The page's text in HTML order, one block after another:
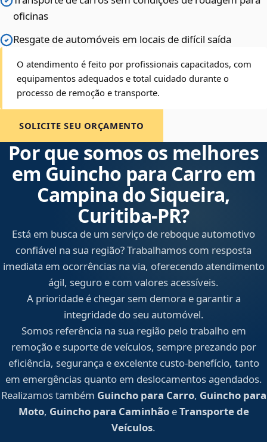
oficinas
Resgate de automóveis em locais de difícil saída
O atendimento é feito por profissionais capacitados, com
equipamentos adequados e total cuidado durante o
processo de remoção e transporte.
SOLICITE SEU ORÇAMENTO
Por que somos os melhores
em Guincho para Carro em
Campina do Siqueira,
Curitiba‑PR?
Está em busca de um serviço de reboque automotivo
confiável na sua região? Trabalhamos com resposta
imediata em ocorrências na via, oferecendo atendimento
ágil, seguro e com valores acessíveis.
A prioridade é chegar sem demora e garantir a
integridade do seu automóvel.
Somos referência na sua região pelo trabalho em
remoção e suporte de veículos, sempre prezando por
eficiência, segurança e excelente custo-benefício, tanto
em emergências quanto em deslocamentos agendados.
Realizamos também Guincho para Carro, Guincho para
Moto, Guincho para CaminhãoeTransporte de
Veículos.